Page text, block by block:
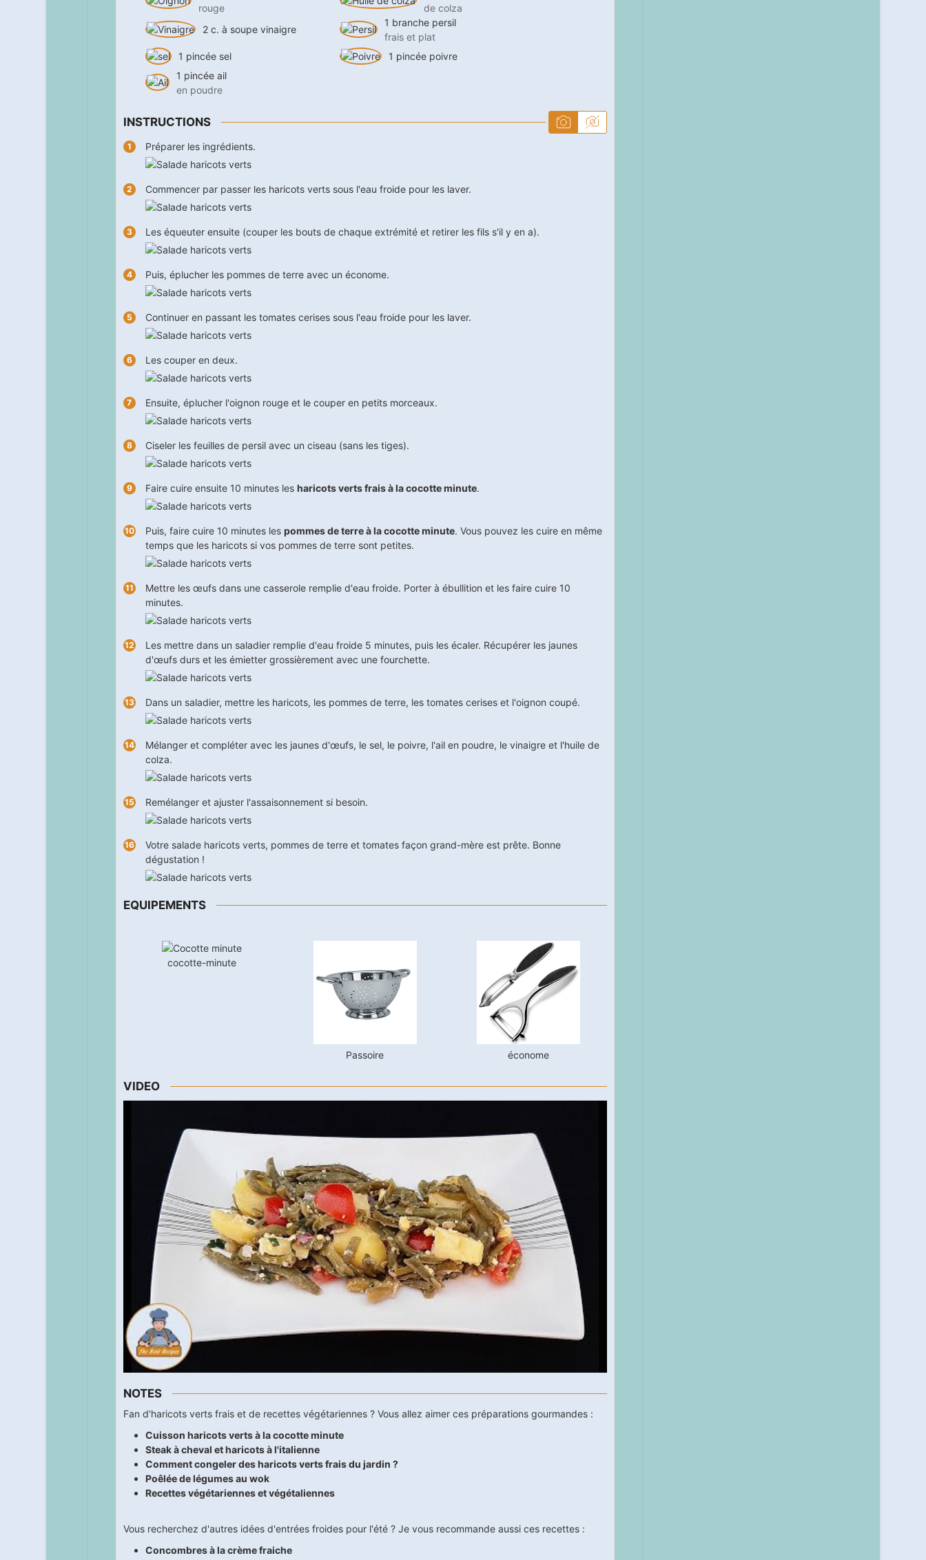
rouge
de colza
2 c. à soupe vinaigre
1 branche persil
frais et plat
1 pincée sel 1 pincée poivre
1 pincée ail
en poudre
INSTRUCTIONS
Préparer les ingrédients.
Commencer par passer les haricots verts sous l'eau froide pour les laver.
Les équeuter ensuite (couper les bouts de chaque extrémité et retirer les fils s'il y en a).
Puis, éplucher les pommes de terre avec un économe.
Continuer en passant les tomates cerises sous l'eau froide pour les laver.
Les couper en deux.
Ensuite, éplucher l'oignon rouge et le couper en petits morceaux.
Ciseler les feuilles de persil avec un ciseau (sans les tiges).
Faire cuire ensuite 10 minutes les haricots verts frais à la cocotte minute.
Puis, faire cuire 10 minutes les pommes de terre à la cocotte minute. Vous pouvez les cuire en même
temps que les haricots si vos pommes de terre sont petites.
Mettre les œufs dans une casserole remplie d'eau froide. Porter à ébullition et les faire cuire 10
minutes.
Les mettre dans un saladier remplie d'eau froide 5 minutes, puis les écaler. Récupérer les jaunes
d'œufs durs et les émietter grossièrement avec une fourchette.
Dans un saladier, mettre les haricots, les pommes de terre, les tomates cerises et l'oignon coupé.
Mélanger et compléter avec les jaunes d'œufs, le sel, le poivre, l'ail en poudre, le vinaigre et l'huile de
colza.
Remélanger et ajuster l'assaisonnement si besoin.
Votre salade haricots verts, pommes de terre et tomates façon grand-mère est prête. Bonne
dégustation !
EQUIPEMENTS
cocotte-minute
Passoire économe
VIDEO
NOTES
Fan d'haricots verts frais et de recettes végétariennes ? Vous allez aimer ces préparations gourmandes :
Cuisson haricots verts à la cocotte minute
Steak à cheval et haricots à l'italienne
Comment congeler des haricots verts frais du jardin ?
Poêlée de légumes au wok
Recettes végétariennes et végétaliennes
Vous recherchez d'autres idées d'entrées froides pour l'été ? Je vous recommande aussi ces recettes :
Concombres à la crème fraiche